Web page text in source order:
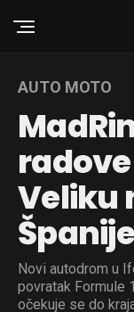
AUTO MOTO
Veliku
Novi autodrom u
povratak Formule
očekuje se do